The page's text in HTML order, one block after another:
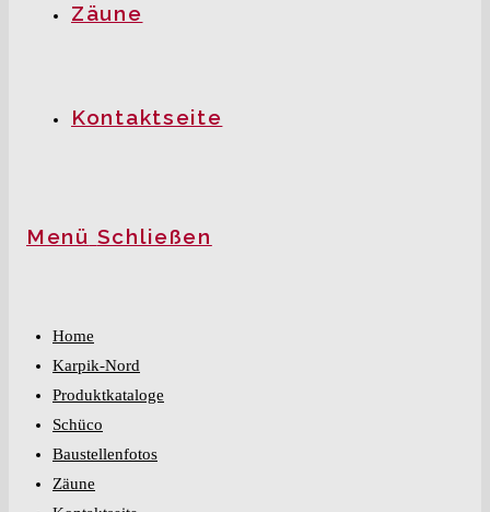
Zäune
Kontaktseite
Menü Schließen
Home
Karpik-Nord
Produktkataloge
Schüco
Baustellenfotos
Zäune